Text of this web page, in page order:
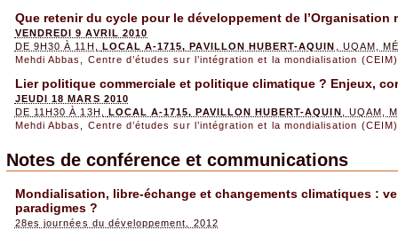
Que retenir du cycle pour le développement de l’Organisation
VENDREDI 9 AVRIL 2010
DE 9H30 À 11H, LOCAL A-1715, PAVILLON HUBERT-AQUIN
, UQAM,
Mehdi Abbas
Centre d’études sur l’intégration et la mondialisation (CEIM)
Lier politique commerciale et politique climatique ? Enjeux,
JEUDI 18 MARS 2010
DE 11H30 À 13H,
LOCAL A-1715, PAVILLON HUBERT-AQUIN
, UQAM,
Mehdi Abbas
Centre d’études sur l’intégration et la mondialisation (CEIM)
Notes de conférence et communications
Mondialisation, libre-échange et changements climatiques :
paradigmes ?
28es journées du développement, 2012